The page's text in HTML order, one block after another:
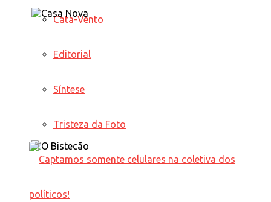
Cata-Vento
Editorial
Síntese
Tristeza da Foto